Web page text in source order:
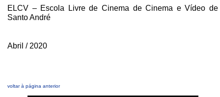
ELCV – Escola Livre de Cinema de Cinema e Vídeo de
Santo André
Abril / 2020
voltar à página anterior